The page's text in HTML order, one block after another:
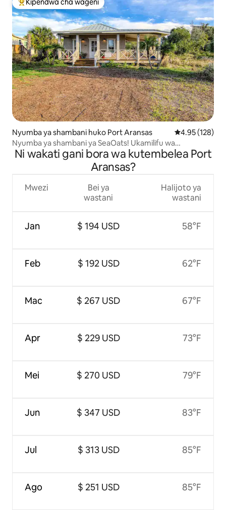
Kipendwa maarufu cha wageni
Kipendwa cha wageni
Nyumba ya shambani huko Port Aransas Ukadiriaji wa
4.95 (128)
Nyumba ya shambani ya SeaOats! Ukamilifu wa
kimapenzi!
Ni wakati gani bora wa kutembelea Port
Aransas?
Mwezi
Jan
Feb
Mac
Apr
Mei
Jun
Jul
Ago
Bei ya
wastani
$ 194 USD
$ 192 USD
$ 267 USD
$ 229 USD
$ 270 USD
$ 347 USD
$ 313 USD
$ 251 USD
Halijoto ya
wastani
58°F
62°F
67°F
73°F
79°F
83°F
85°F
85°F